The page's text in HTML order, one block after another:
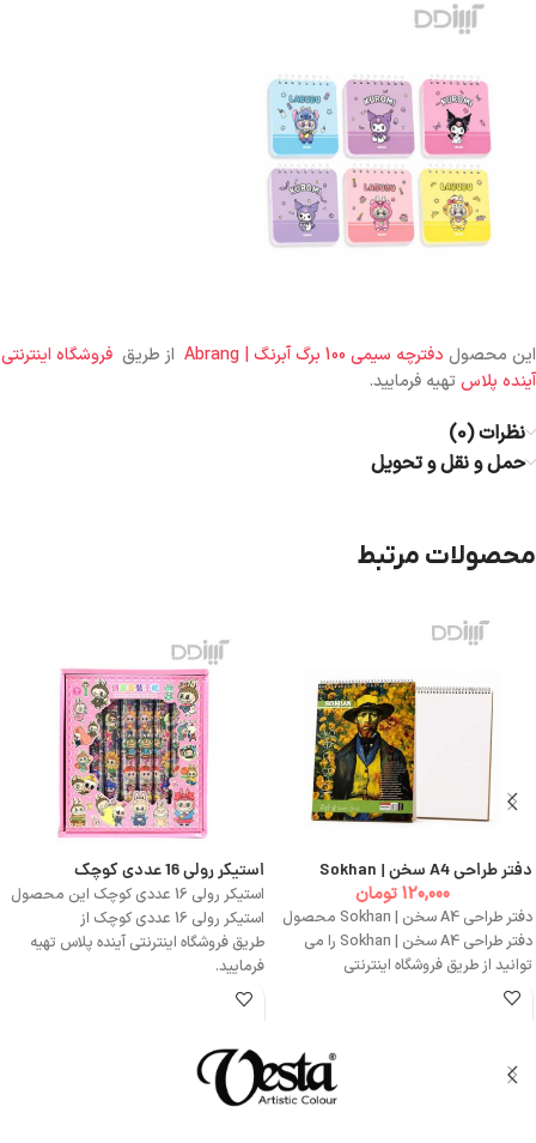
این محصول دفترچه سیمی 100 برگ آبرنگ | Abrang از طریق فروشگاه اینترنتی
آینده پلاستهیه فرمایید.
نظرات (0)
حمل و نقل و تحویل
محصولات مرتبط
دفتر طراحی A4 سخن | Sokhan
120,000 تومان
دفتر طراحی A4 سخن | Sokhan محصول
دفتر طراحی A4 سخن | Sokhan را می
توانید از طریق فروشگاه اینترنتی
استیکر رولی 16 عددی کوچک
استیکر رولی 16 عددی کوچک این محصول
استیکر رولی 16 عددی کوچک از
طریق فروشگاه اینترنتی آینده پلاس تهیه
فرمایید.